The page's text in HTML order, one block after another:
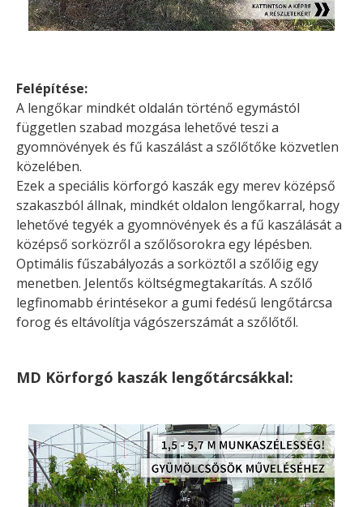
Felépítése:
A lengőkar mindkét oldalán történő egymástól
független szabad mozgása lehetővé teszi a
gyomnövények és fű kaszálást a szőlőtőke közvetlen
közelében.
Ezek a speciális körforgó kaszák egy merev középső
szakaszból állnak, mindkét oldalon lengőkarral, hogy
lehetővé tegyék a gyomnövények és a fű kaszálását a
középső sorközről a szőlősorokra egy lépésben.
Optimális fűszabályozás a sorköztől a szőlőig egy
menetben. Jelentős költségmegtakarítás. A szőlő
legfinomabb érintésekor a gumi fedésű lengőtárcsa
forog és eltávolítja vágószerszámát a szőlőtől.
MD Körforgó kaszák lengőtárcsákkal: